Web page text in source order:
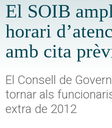
El SOIB
horari
amb cita
El Consell de
tornar als
extra de 2012